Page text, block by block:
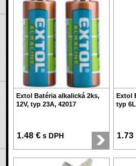
Extol Batéria alkalická 2ks,
12V, typ 23A, 42017
1.48 € s DPH
Extol
typ
1.73